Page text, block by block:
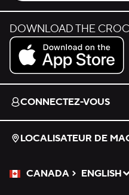
DOWNLOAD THE
Download on the App Store.
CONNECTEZ-VOUS
LOCALISATEUR DE
CANADA
Veuillez sélectionner une
ENGLISH
Sélectionné